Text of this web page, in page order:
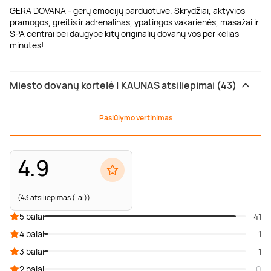
GERA DOVANA - gerų emocijų parduotuvė. Skrydžiai, aktyvios
pramogos, greitis ir adrenalinas, ypatingos vakarienės, masažai ir
SPA centrai bei daugybė kitų originalių dovanų vos per kelias
minutes!
Miesto dovanų kortelė | KAUNAS atsiliepimai (43)
Pasiūlymo vertinimas
4.9
(43 atsiliepimas (-ai))
5 balai
41
4 balai
1
3 balai
1